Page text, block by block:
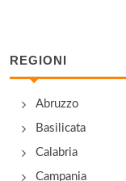
REGIONI
Abruzzo
Basilicata
Calabria
Campania